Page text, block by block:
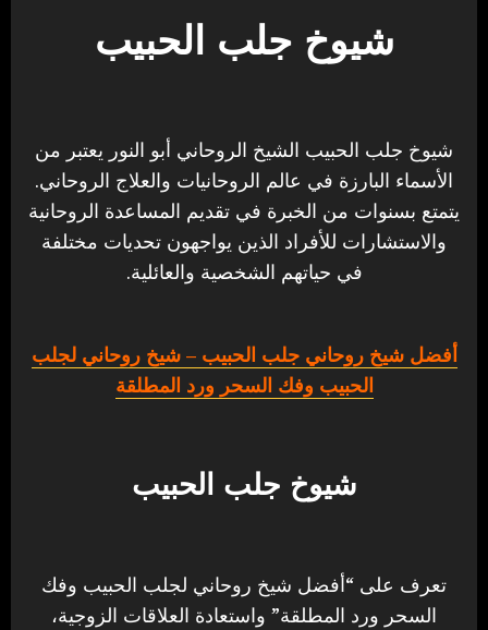
شيوخ جلب الحبيب
شيوخ جلب الحبيب الشيخ الروحاني أبو النور يعتبر من
الأسماء البارزة في عالم الروحانيات والعلاج الروحاني.
يتمتع بسنوات من الخبرة في تقديم المساعدة الروحانية
والاستشارات للأفراد الذين يواجهون تحديات مختلفة
في حياتهم الشخصية والعائلية.
أفضل شيخ روحاني جلب الحبيب – شيخ روحاني لجلب
الحبيب وفك السحر ورد المطلقة
شيوخ جلب الحبيب
تعرف على “أفضل شيخ روحاني لجلب الحبيب وفك
السحر ورد المطلقة” واستعادة العلاقات الزوجية،